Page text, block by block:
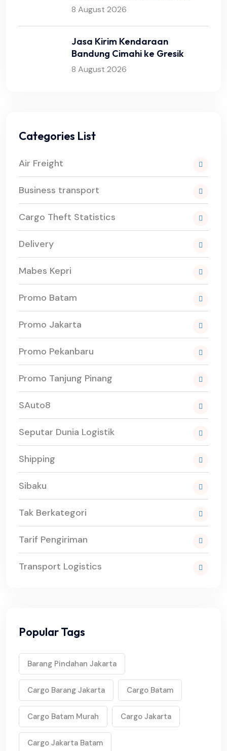
8 August 2026
Jasa Kirim Kendaraan
Bandung Cimahi ke Gresik
8 August 2026
Categories List
Air Freight
Business transport
Cargo Theft Statistics
Delivery
Mabes Kepri
Promo Batam
Promo Jakarta
Promo Pekanbaru
Promo Tanjung Pinang
SAuto8
Seputar Dunia Logistik
Shipping
Sibaku
Tak Berkategori
Tarif Pengiriman
Transport Logistics
Popular Tags
Barang Pindahan Jakarta
Cargo Barang Jakarta Cargo Batam
Cargo Batam Murah Cargo Jakarta
Cargo Jakarta Batam